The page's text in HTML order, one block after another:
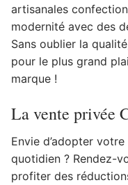
artisanales
modernité avec des
Sans oublier la
pour le plus grand
marque !
La vente privée
Envie d’adopter
quotidien ? Rendez-
profiter des